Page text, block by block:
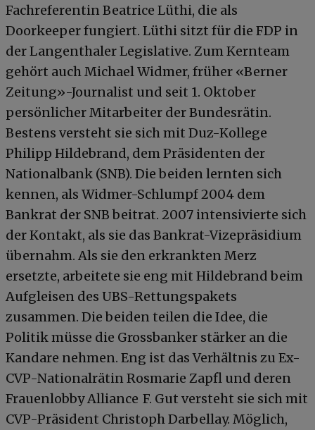
Fachreferentin Beatrice Lüthi, die als
Doorkeeper fungiert. Lüthi sitzt für die FDP in
der Langenthaler Legislative. Zum Kernteam
gehört auch Michael Widmer, früher «Berner
Zeitung»-Journalist und seit 1. Oktober
persönlicher Mitarbeiter der Bundesrätin.
Bestens versteht sie sich mit Duz-Kollege
Philipp Hildebrand, dem Präsidenten der
Nationalbank (SNB). Die beiden lernten sich
kennen, als Widmer-Schlumpf 2004 dem
Bankrat der SNB beitrat. 2007 intensivierte sich
der Kontakt, als sie das Bankrat-Vizepräsidium
übernahm. Als sie den erkrankten Merz
ersetzte, arbeitete sie eng mit Hildebrand beim
Aufgleisen des UBS-Rettungspakets
zusammen. Die beiden teilen die Idee, die
Politik müsse die Grossbanker stärker an die
Kandare nehmen. Eng ist das Verhältnis zu Ex-
CVP-Nationalrätin Rosmarie Zapfl und deren
Frauenlobby Alliance F. Gut versteht sie sich mit
CVP-Präsident Christoph Darbellay. Möglich,